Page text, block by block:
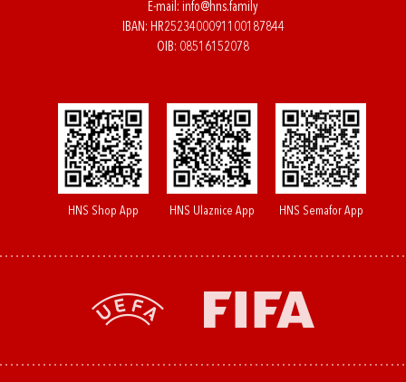
E-mail: info@hns.family
IBAN: HR2523400091100187844
OIB: 08516152078
HNS Shop App HNS Ulaznice App HNS Semafor App